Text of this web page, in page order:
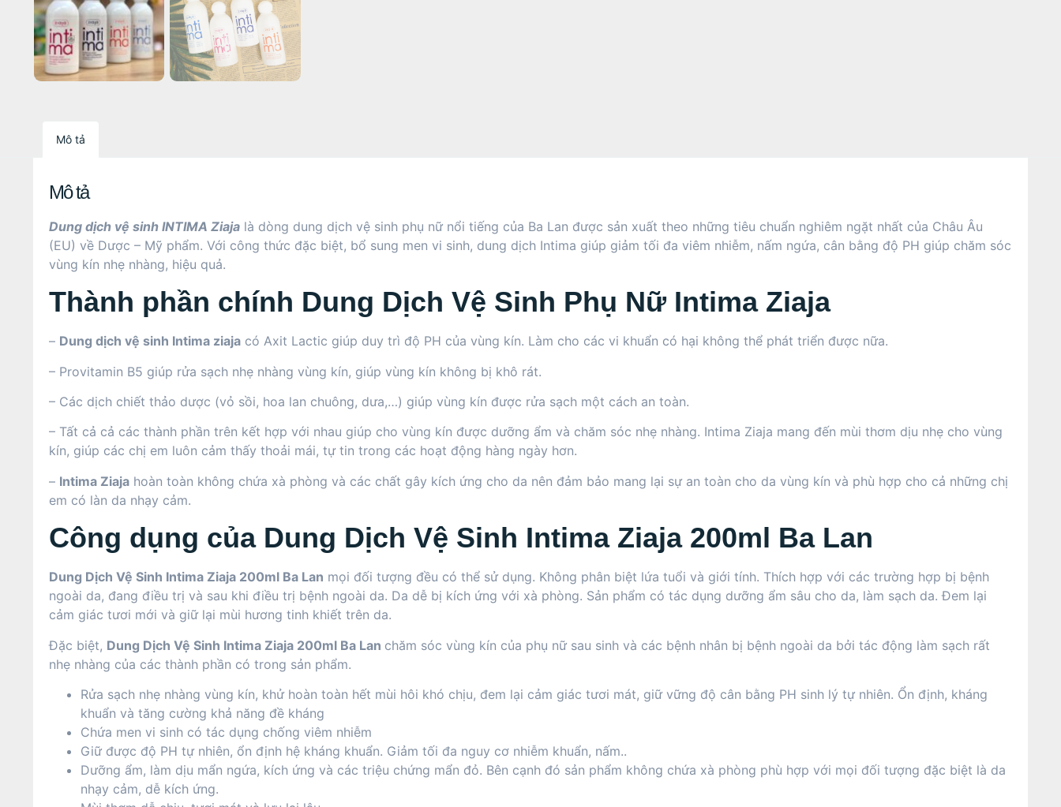
Mô tả
Mô tả
Dung dịch vệ sinh INTIMA Ziaja là dòng dung dịch vệ sinh phụ nữ nổi tiếng của Ba Lan được sản xuất theo những tiêu chuẩn nghiêm ngặt nhất của Châu Âu
(EU) về Dược – Mỹ phẩm. Với công thức đặc biệt, bổ sung men vi sinh, dung dịch Intima giúp giảm tối đa viêm nhiễm, nấm ngứa, cân bằng độ PH giúp chăm sóc
vùng kín nhẹ nhàng, hiệu quả.
Thành phần chính Dung Dịch Vệ Sinh Phụ Nữ Intima Ziaja
– Dung dịch vệ sinh Intima ziaja có Axit Lactic giúp duy trì độ PH của vùng kín. Làm cho các vi khuẩn có hại không thể phát triển được nữa.
– Provitamin B5 giúp rửa sạch nhẹ nhàng vùng kín, giúp vùng kín không bị khô rát.
– Các dịch chiết thảo dược (vỏ sồi, hoa lan chuông, dưa,…) giúp vùng kín được rửa sạch một cách an toàn.
– Tất cả cả các thành phần trên kết hợp với nhau giúp cho vùng kín được dưỡng ẩm và chăm sóc nhẹ nhàng. Intima Ziaja mang đến mùi thơm dịu nhẹ cho vùng
kín, giúp các chị em luôn cảm thấy thoải mái, tự tin trong các hoạt động hàng ngày hơn.
– Intima Ziaja hoàn toàn không chứa xà phòng và các chất gây kích ứng cho da nên đảm bảo mang lại sự an toàn cho da vùng kín và phù hợp cho cả những chị
em có làn da nhạy cảm.
Công dụng của Dung Dịch Vệ Sinh Intima Ziaja 200ml Ba Lan
Dung Dịch Vệ Sinh Intima Ziaja 200ml Ba Lan mọi đối tượng đều có thể sử dụng. Không phân biệt lứa tuổi và giới tính. Thích hợp với các trường hợp bị bệnh
ngoài da, đang điều trị và sau khi điều trị bệnh ngoài da. Da dễ bị kích ứng với xà phòng. Sản phẩm có tác dụng dưỡng ẩm sâu cho da, làm sạch da. Đem lại
cảm giác tươi mới và giữ lại mùi hương tinh khiết trên da.
Đặc biệt, Dung Dịch Vệ Sinh Intima Ziaja 200ml Ba Lan chăm sóc vùng kín của phụ nữ sau sinh và các bệnh nhân bị bệnh ngoài da bởi tác động làm sạch rất
nhẹ nhàng của các thành phần có trong sản phẩm.
Rửa sạch nhẹ nhàng vùng kín, khử hoàn toàn hết mùi hôi khó chịu, đem lại cảm giác tươi mát, giữ vững độ cân bằng PH sinh lý tự nhiên. Ổn định, kháng
khuẩn và tăng cường khả năng đề kháng
Chứa men vi sinh có tác dụng chống viêm nhiễm
Giữ được độ PH tự nhiên, ổn định hệ kháng khuẩn. Giảm tối đa nguy cơ nhiễm khuẩn, nấm..
Dưỡng ẩm, làm dịu mẩn ngứa, kích ứng và các triệu chứng mẩn đỏ. Bên cạnh đó sản phẩm không chứa xà phòng phù hợp với mọi đối tượng đặc biệt là da
nhạy cảm, dễ kích ứng.